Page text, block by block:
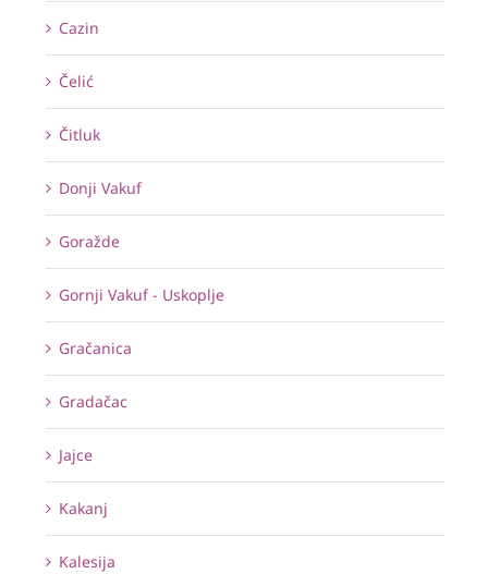
Cazin
Čelić
Čitluk
Donji Vakuf
Goražde
Gornji Vakuf - Uskoplje
Gračanica
Gradačac
Jajce
Kakanj
Kalesija